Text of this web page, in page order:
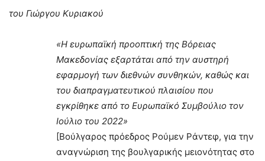
του Γιώργου Κυριακού
«Η ευρωπαϊκή προοπτική της Βόρειας
Μακεδονίας εξαρτάται από την αυστηρή
εφαρμογή των διεθνών συνθηκών, καθώς και
του διαπραγματευτικού πλαισίου που
εγκρίθηκε από το Ευρωπαϊκό Συμβούλιο τον
Ιούλιο του 2022»
[Βούλγαρος πρόεδρος Ρούμεν Ράντεφ, για την
αναγνώριση της βουλγαρικής μειονότητας στο